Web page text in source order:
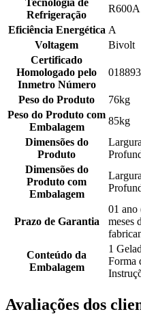
Refrigeração
R600A
Eficiência Energética A
Voltagem
Bivolt
Certificado
Homologado pelo
Inmetro Número
Peso do Produto
76kg
Peso do Produto com
Embalagem
85kg
Dimensões do
Produto
Dimensões do
Produto com
Embalagem
Prazo de Garantia
01 ano
meses
Conteúdo da
Embalagem
1
Forma
Avaliações dos